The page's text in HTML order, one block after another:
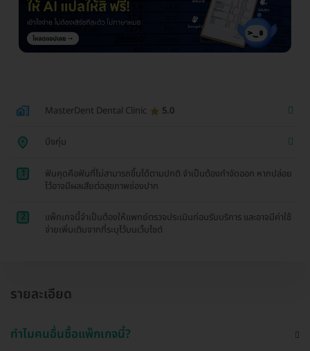
MasterDent Dental Clinic 5.0
บึงกุ่ม
1
ฟันคุดคือฟันที่ไม่สามารถขึ้นได้ตามปกติ จำเป็นต้องกำจัดออก หากปล่อย
ไว้อาจมีผลเสียต่อสุขภาพช่องปาก
2
แพ็กเกจนี้จำเป็นต้องให้แพทย์ตรวจประเมินก่อนรับบริการ และอาจมีค่าใช้
จ่ายเพิ่มเติมจากที่ระบุไว้บนเว็บไซต์
รายละเอียด
ทำไมคนอื่นซื้อแพ็กเกจนี้?